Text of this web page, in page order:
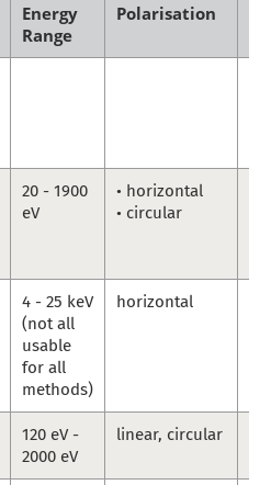
Energy
Range
Polarisation
20 - 1900
eV
• horizontal
• circular
4 - 25 keV
(not all
usable
for all
methods)
horizontal
120 eV -
2000 eV
linear, circular